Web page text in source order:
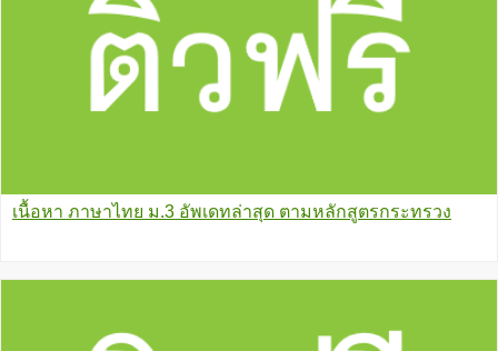
เนื้อหา ภาษาไทย ม.3 อัพเดทล่าสุด ตามหลักสูตรกระทรวง